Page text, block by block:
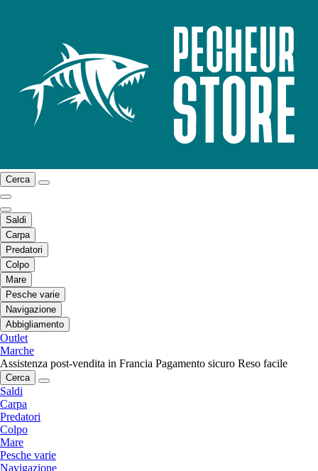
Cerca
Saldi
Carpa
Predatori
Colpo
Mare
Pesche varie
Navigazione
Abbigliamento
Outlet
Marche
Assistenza post-vendita in Francia Pagamento sicuro Reso facile
Cerca
Saldi
Carpa
Predatori
Colpo
Mare
Pesche varie
Navigazione